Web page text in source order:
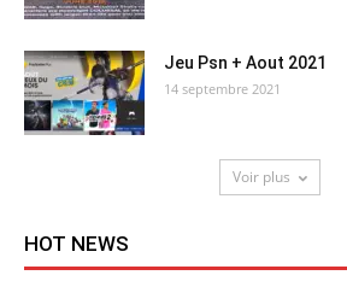
Jeu Psn + Aout 2021
14 septembre 2021
Voir plus
HOT NEWS